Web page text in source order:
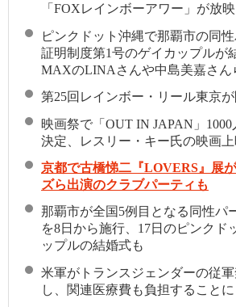
「FOXレインボーアワー」が放映
ピンクドット沖縄で那覇市の同
証明制度第1号のゲイカップルが
MAXのLINAさんや中島美嘉さん
第25回レインボー・リール東京が
映画祭で「OUT IN JAPAN」
決定、レスリー・キー氏の映画上
京都で古橋悌二『LOVERS』展
ズら出演のクラブパーティも
那覇市が全国5例目となる同性パ
を8日から施行、17日のピンクド
ップルの結婚式も
米軍がトランスジェンダーの従
し、関連医療費も負担することに